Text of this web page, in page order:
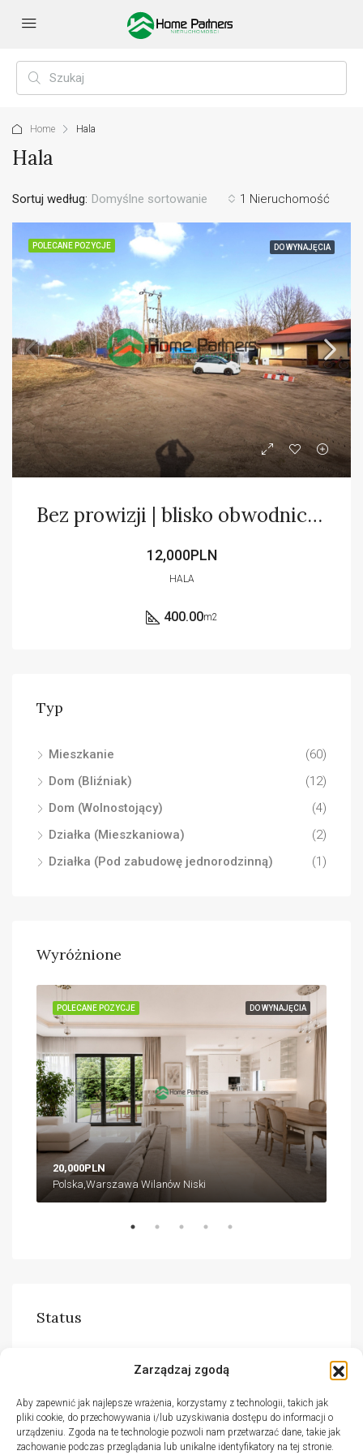
Zarządzaj zgodą
Aby zapewnić jak najlepsze wrażenia, korzystamy z technologii, takich jak
pliki cookie, do przechowywania i/lub uzyskiwania dostępu do informacji o
urządzeniu. Zgoda na te technologie pozwoli nam przetwarzać dane, takie jak
zachowanie podczas przeglądania lub unikalne identyfikatory na tej stronie.
Home Hala
Hala
1 Nieruchomość
Sortuj według: Domyślne sortowanie
POLECANE POZYCJE DO WYNAJĘCIA
Bez prowizji | blisko obwodnicy S17
12,000PLN
HALA
400.00m2
Typ
Mieszkanie
(60)
Dom (Bliźniak)
(12)
Dom (Wolnostojący)
(4)
Działka (Mieszkaniowa)
(2)
Działka (Pod zabudowę jednorodzinną)
(1)
Wyróżnione
DO WYNAJĘCIA
POLECANE POZYCJE
20,000PLN
Polska,Warszawa Wilanów Niski
Status